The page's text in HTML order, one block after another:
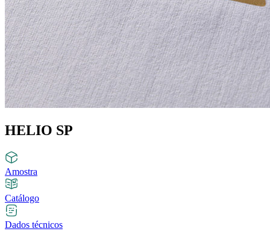
HELIO SP
Amostra
Catálogo
Dados técnicos